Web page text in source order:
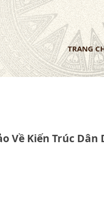
TRANG
Về Kiến Trúc Dân